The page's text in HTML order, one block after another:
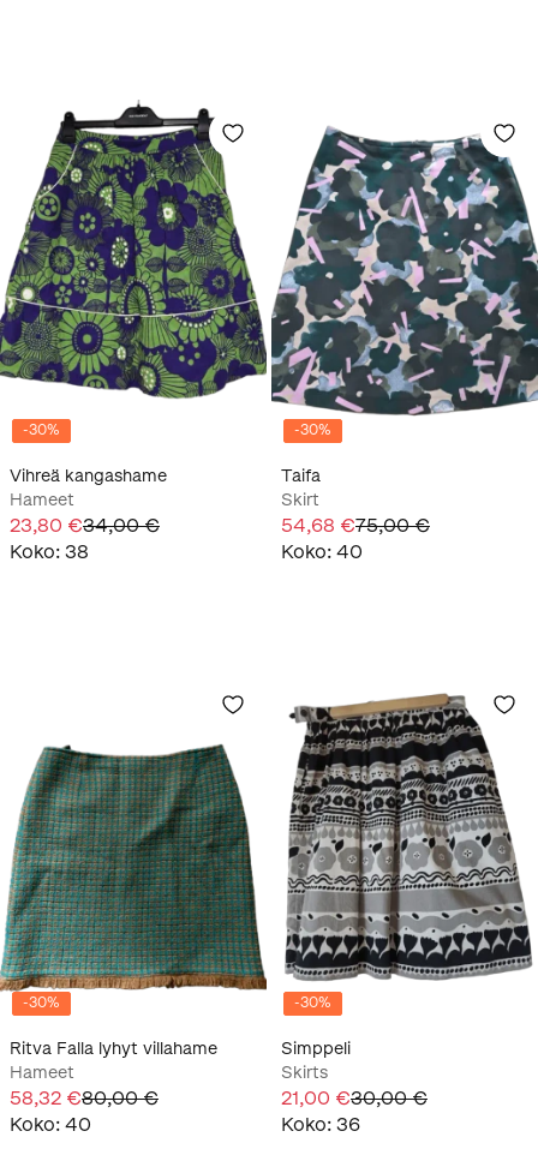
-30%
Vihreä kangashame
Hameet
23,80 €34,00 €
Koko: 38
-30%
Taifa
Skirt
54,68 €75,00 €
Koko: 40
-30%
Ritva Falla lyhyt villahame
Hameet
58,32 €80,00 €
Koko: 40
-30%
Simppeli
Skirts
21,00 €30,00 €
Koko: 36